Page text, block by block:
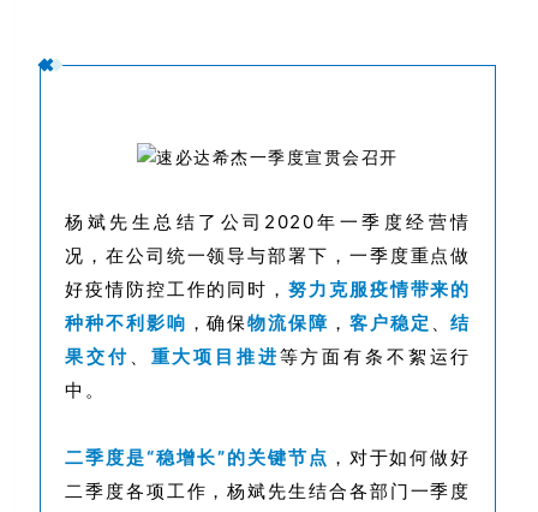
杨斌先生总结了公司2020年一季度经营情
况， 在公司统一领导与部署下， 一季度重点做
好疫情防控工作的同时，努力克服疫情带来的
种种不利影响 ，确保物流保障 ， 客户稳定 、结
果交付 、 重大项目推进等方面有条不絮运行
中。
二季度是“稳增长”的关键节点 ，对于如何做好
二季度各项工作，杨斌先生结合各部门一季度